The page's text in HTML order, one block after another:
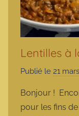
Lentilles à
Publié le 21
Bonjour !
pour les fins